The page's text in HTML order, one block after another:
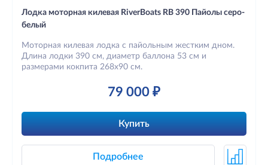
Лодка моторная килевая RiverBoats RB 390 Пайолы серо-
белый
Моторная килевая лодка с пайольным жестким дном.
Длина лодки 390 см, диаметр баллона 53 см и
размерами кокпита 268х90 см.
79 000 ₽
Купить
Подробнее